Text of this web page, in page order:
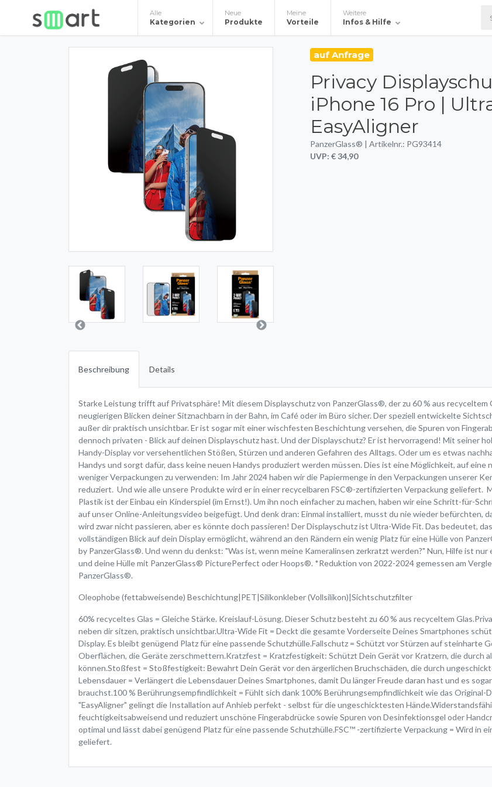
Alle
Kategorien
Neue
Produkte
Meine
Vorteile
Weitere
Infos & Hilfe
auf Anfrage
Privacy
iPhone 16 Pro |
EasyAligner
PanzerGlass® | Artikelnr.: PG93414
UVP: € 34,90
Beschreibung Details
Starke Leistung trifft auf Privatsphäre! Mit diesem Displayschutz von PanzerGlass®, der zu 60 % aus
neugierigen Blicken deiner Sitznachbarn in der Bahn, im Café oder im Büro sicher. Der speziell entwickelte
außer dir praktisch unsichtbar. Er ist sogar mit einer wischfesten Beschichtung versehen, die Spuren von
dennoch privaten - Blick auf deinen Displayschutz hast. Und der Displayschutz? Er ist hervorragend! Mit seiner
Handy-Display vor versehentlichen Stößen, Stürzen und anderen Gefahren des Alltags. Oder um es etwas
Handys und sorgt dafür, dass keine neuen Handys produziert werden müssen. Dies ist eine Möglichkeit, auf
weniger Verpackungen zu verwenden: Im Jahr 2024 haben wir die Papiermenge in den Verpackungen unserer
reduziert. Und wie alle unsere Produkte wird er in einer recycelbaren FSC®-zertifizierten Verpackung geliefert.
Plastik ist der Einbau ein Kinderspiel (im Ernst!). Um ihn noch einfacher zu machen, haben wir eine Schritt-für-
auf unser Online-Anleitungsvideo beigefügt. Und denk dran: Einmal installiert, musst du nie wieder befürchten,
wird zwar nicht passieren, aber es könnte doch passieren! Der Displayschutz ist Ultra-Wide Fit. Das bedeutet,
vollständigen Blick auf dein Display ermöglicht, während an den Rändern ein wenig Platz für eine Hülle von
by PanzerGlass®. Und wenn du denkst: "Was ist, wenn meine Kameralinsen zerkratzt werden?" Nun, Hilfe ist
und deine Hülle mit PanzerGlass® PicturePerfect oder Hoops®. *Reduktion von 2022-2024 gemessen am
PanzerGlass®.
Oleophobe (fettabweisende) Beschichtung|PET|Silikonkleber (Vollsilikon)|Sichtschutzfilter
60% recyceltes Glas = Gleiche Stärke. Kreislauf-Lösung. Dieser Schutz besteht zu 60 % aus recyceltem
neben dir sitzen, praktisch unsichtbar.Ultra-Wide Fit = Deckt die gesamte Vorderseite Deines Smartphones
Display. Es bleibt genügend Platz für eine passende Schutzhülle.Fallschutz = Schützt vor Stürzen auf steinharte
Oberflächen, die Geräte zerschmettern.Kratzfest = Kratzfestigkeit: Schützt Dein Gerät vor Kratzern, die durch
können.Stoßfest = Stoßfestigkeit: Bewahrt Dein Gerät vor den ärgerlichen Bruchschäden, die durch
Lebensdauer = Verlängert die Lebensdauer Deines Smartphones, damit Du länger Freude daran hast und es
brauchst.100 % Berührungsempfindlichkeit = Fühlt sich dank 100% Berührungsempfindlichkeit wie das
"EasyAligner" gelingt die Installation auf Anhieb perfekt - selbst für die ungeschicktesten
feuchtigkeitsabweisend und reduziert unschöne Fingerabdrücke sowie Spuren von Desinfektionsgel oder
optimal und lässt dabei genügend Platz für eine passende Schutzhülle.FSC™ -zertifizierte Verpackung = Wird in
geliefert.